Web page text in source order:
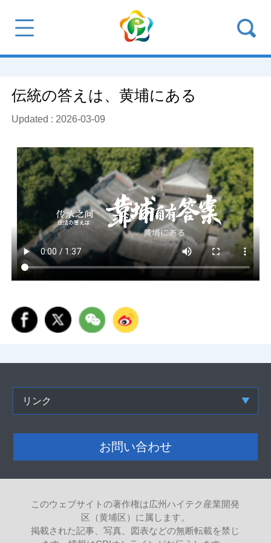
伝統の答えは、黄埔にある
Updated : 2026-03-09
リンク
お問い合わせ
このウェブサイトの著作権は広州ハイテク産業開発
区（黄埔区）に属します。
掲載された記事、写真、図表などの無断転載を禁じ